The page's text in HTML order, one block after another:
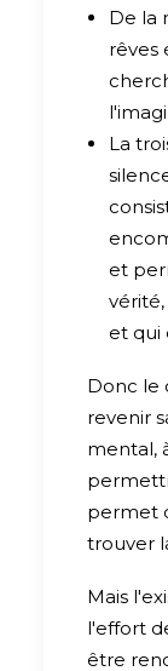
De la
rêves
La
et
et qui
Donc le
revenir
mental,
permet
trouver
Mais
l'effort
être